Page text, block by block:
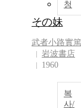
청
その妹
武者小路實篤
岩波書店
1960
복
사/